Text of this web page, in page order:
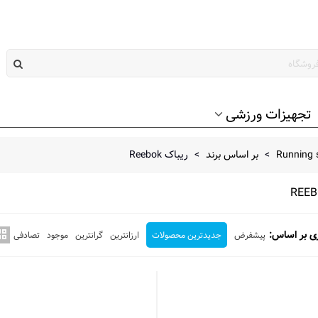
تجهیزات ورزشی
> بر اساس برند > ریباک Reebok
بر اساس: پیشفرض جدیدترین محصولات ارزانترین گرانترین موجود تصادفی